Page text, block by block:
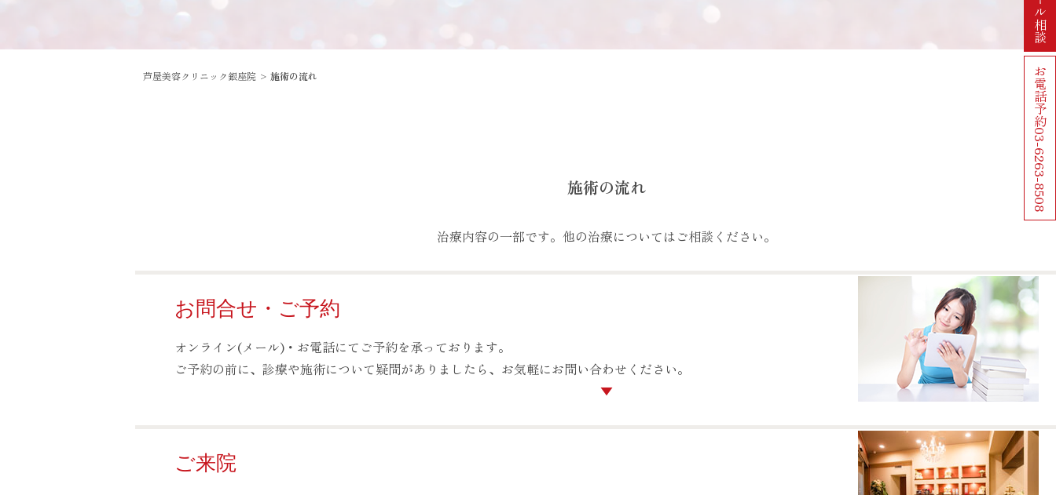
お電話予約
03-6263-8508
芦屋美容クリニック銀座院 > 施術の流れ
施術の流れ
治療内容の一部です。他の治療についてはご相談ください。
お問合せ・ご予約
オンライン(メール)・お電話にてご予約を承っております。
ご予約の前に、診療や施術について疑問がありましたら、お気軽にお問い合わせください。
ご来院